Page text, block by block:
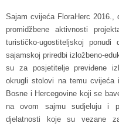
Sajam cvijeća FloraHerc
promidžbene aktivnosti
turističko-ugostiteljskoj
sajamskoj priredbi izložbeno-
su za posjetitelje previđene
okrugli stolovi na temu
Bosne i Hercegovine koji se
na ovom sajmu sudjeluju i
djelatnosti koje su vezane